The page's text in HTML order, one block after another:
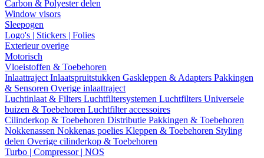
Carbon & Polyester delen
Window visors
Sleepogen
Logo's | Stickers | Folies
Exterieur overige
Motorisch
Vloeistoffen & Toebehoren
Inlaattraject Inlaatspruitstukken Gaskleppen & Adapters Pakkingen
& Sensoren Overige inlaattraject
Luchtinlaat & Filters Luchtfiltersystemen Luchtfilters Universele
buizen & Toebehoren Luchtfilter accessoires
Cilinderkop & Toebehoren Distributie Pakkingen & Toebehoren
Nokkenassen Nokkenas poelies Kleppen & Toebehoren Styling
delen Overige cilinderkop & Toebehoren
Turbo | Compressor | NOS